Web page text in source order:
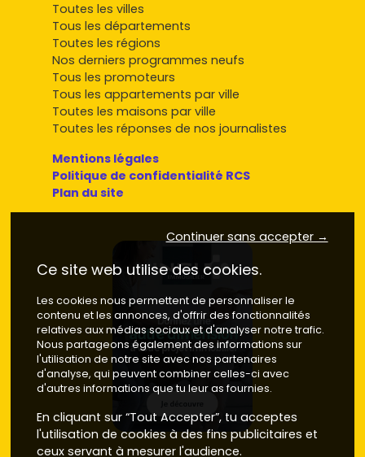
Toutes les villes
Tous les départements
Toutes les régions
Nos derniers programmes neufs
Tous les promoteurs
Tous les appartements par ville
Toutes les maisons par ville
Toutes les réponses de nos journalistes
Mentions légales
Politique de confidentialité RCS
Plan du site
Continuer sans accepter →
Ce site web utilise des cookies.
Les cookies nous permettent de personnaliser le
contenu et les annonces, d'offrir des fonctionnalités
relatives aux médias sociaux et d'analyser notre trafic.
Nous partageons également des informations sur
l'utilisation de notre site avec nos partenaires
d'analyse, qui peuvent combiner celles-ci avec
d'autres informations que tu leur as fournies.
En cliquant sur “Tout Accepter”, tu acceptes
l'utilisation de cookies à des fins publicitaires et
ceux servant à mesurer l'audience.